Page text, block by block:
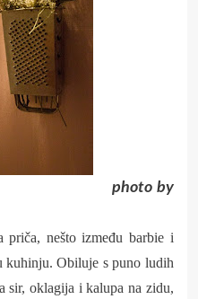
photo by
priča, nešto između barbie i
kuhinju. Obiluje s puno ludih
sir, oklagija i kalupa na zidu,